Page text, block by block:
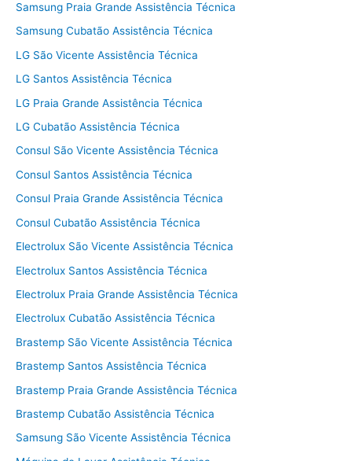
Samsung Praia Grande Assistência Técnica
Samsung Cubatão Assistência Técnica
LG São Vicente Assistência Técnica
LG Santos Assistência Técnica
LG Praia Grande Assistência Técnica
LG Cubatão Assistência Técnica
Consul São Vicente Assistência Técnica
Consul Santos Assistência Técnica
Consul Praia Grande Assistência Técnica
Consul Cubatão Assistência Técnica
Electrolux São Vicente Assistência Técnica
Electrolux Santos Assistência Técnica
Electrolux Praia Grande Assistência Técnica
Electrolux Cubatão Assistência Técnica
Brastemp São Vicente Assistência Técnica
Brastemp Santos Assistência Técnica
Brastemp Praia Grande Assistência Técnica
Brastemp Cubatão Assistência Técnica
Samsung São Vicente Assistência Técnica